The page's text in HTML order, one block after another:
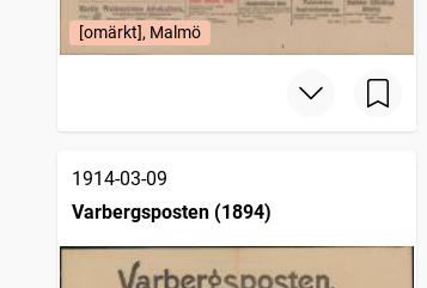
[omärkt], Malmö
1914-03-09
Varbergsposten (1894)